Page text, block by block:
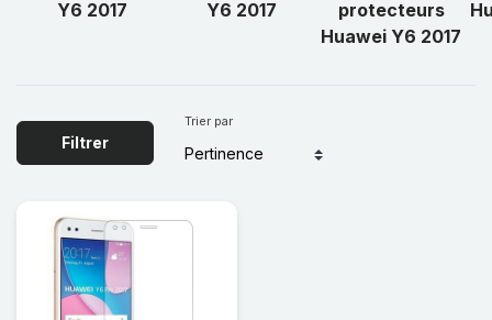
Y6 2017
Y6 2017
protecteurs
Huawei Y6 2017
Filtrer
Trier par